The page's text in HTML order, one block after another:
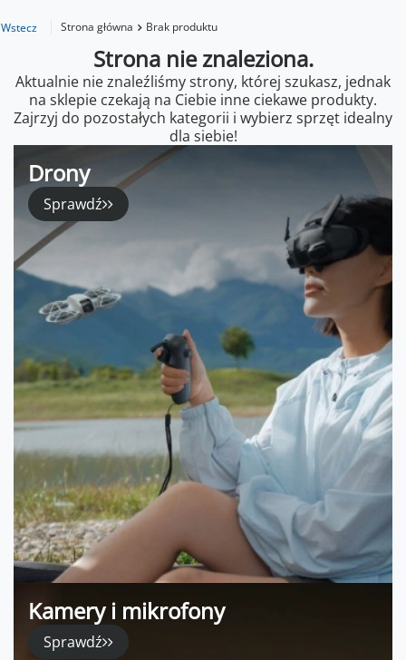
Wstecz Strona główna Brak produktu
Strona nie znaleziona.
Aktualnie nie znaleźliśmy strony, której szukasz, jednak
na sklepie czekają na Ciebie inne ciekawe produkty.
Zajrzyj do pozostałych kategorii i wybierz sprzęt idealny
dla siebie!
Drony
Sprawdź
Kamery i mikrofony
Sprawdź